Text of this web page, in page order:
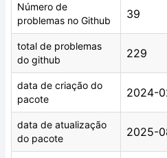
Número de
problemas no Github
39
total de problemas
do github
229
data de criação do
pacote
2024-
data de atualização
do pacote
2025-